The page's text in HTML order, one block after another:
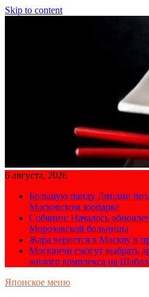
Skip to content
6 августа, 2026
Большую панду Диндин
Московском зоопарке
Собянин: Началось
Морозовской больницы
Жара вернется в Москву в
Москвичи смогут выбрать
жилого комплекса на
Японское меню